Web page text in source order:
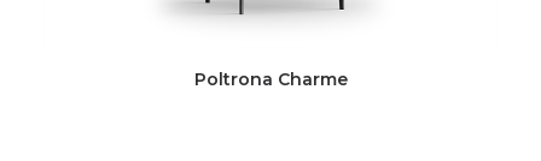
Poltrona Charme